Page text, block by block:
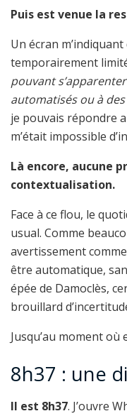
Puis est venue la
Un écran
temporairement
pouvant
automatisés ou à
je pouvais répondre
m’était impossible
Là encore, aucune
contextualisation.
Face à ce flou, le
usual. Comme
avertissement
être automatique,
épée de Damoclès,
brouillard
Jusqu’au moment où
8h37 : une
Il est 8h37. J’ouvre